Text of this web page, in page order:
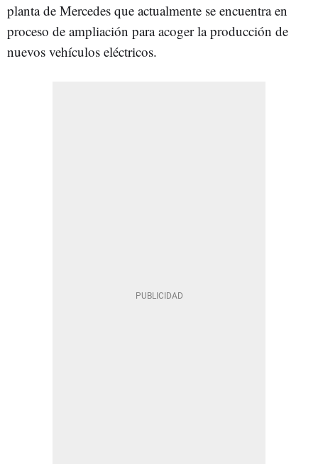
planta de Mercedes que actualmente se encuentra en
proceso de ampliación para acoger la producción de
nuevos vehículos eléctricos.